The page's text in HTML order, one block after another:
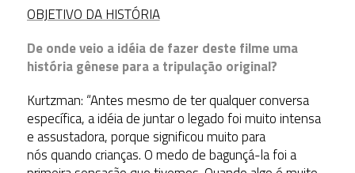
OBJETIVO DA HISTÓRIA
De onde veio a idéia de fazer deste filme uma
história gênese para a tripulação original?
Kurtzman: “Antes mesmo de ter qualquer conversa
específica, a idéia de juntar o legado foi muito intensa
e assustadora, porque significou muito para
nós quando crianças. O medo de bagunçá-la foi a